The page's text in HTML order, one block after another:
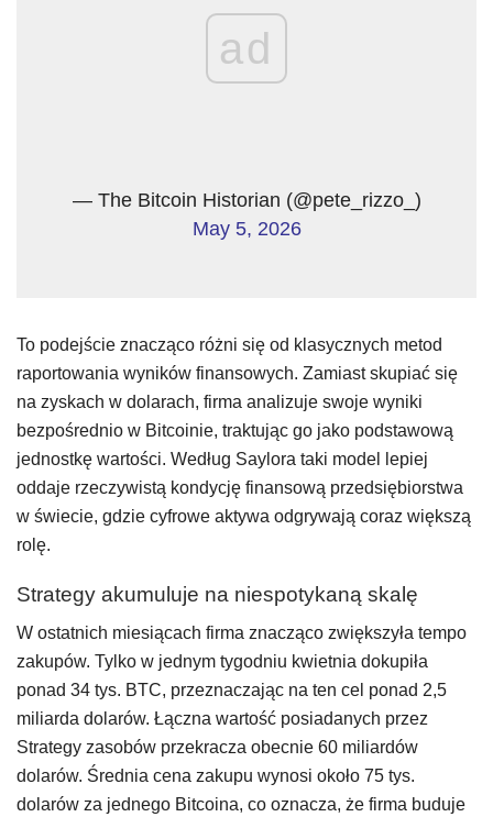
ad
— The Bitcoin Historian (@pete_rizzo_)
May 5, 2026
To podejście znacząco różni się od klasycznych metod
raportowania wyników finansowych. Zamiast skupiać się
na zyskach w dolarach, firma analizuje swoje wyniki
bezpośrednio w Bitcoinie, traktując go jako podstawową
jednostkę wartości. Według Saylora taki model lepiej
oddaje rzeczywistą kondycję finansową przedsiębiorstwa
w świecie, gdzie cyfrowe aktywa odgrywają coraz większą
rolę.
Strategy akumuluje na niespotykaną skalę
W ostatnich miesiącach firma znacząco zwiększyła tempo
zakupów. Tylko w jednym tygodniu kwietnia dokupiła
ponad 34 tys. BTC, przeznaczając na ten cel ponad 2,5
miliarda dolarów. Łączna wartość posiadanych przez
Strategy zasobów przekracza obecnie 60 miliardów
dolarów. Średnia cena zakupu wynosi około 75 tys.
dolarów za jednego Bitcoina, co oznacza, że firma buduje